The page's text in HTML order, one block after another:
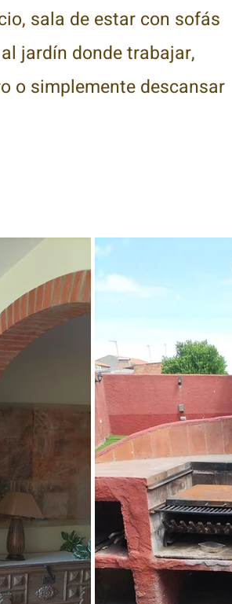
sala de estar con sofás
jardín donde trabajar,
o simplemente descansar